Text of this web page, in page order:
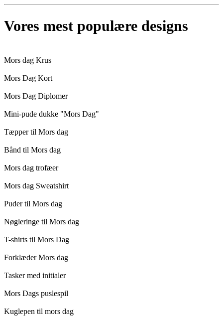
Vores mest populære designs
Mors dag Krus
Mors Dag Kort
Mors Dag Diplomer
Mini-pude dukke "Mors Dag"
Tæpper til Mors dag
Bånd til Mors dag
Mors dag trofæer
Mors dag Sweatshirt
Puder til Mors dag
Nøgleringe til Mors dag
T-shirts til Mors Dag
Forklæder Mors dag
Tasker med initialer
Mors Dags puslespil
Kuglepen til mors dag